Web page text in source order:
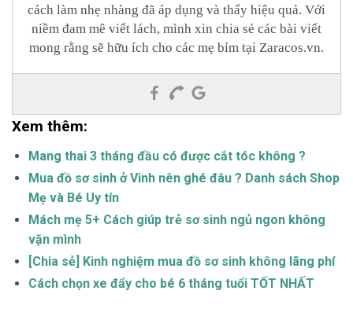
cách làm nhẹ nhàng đã áp dụng và thấy hiệu quả. Với
niềm đam mê viết lách, mình xin chia sẻ các bài viết
mong rằng sẽ hữu ích cho các mẹ bỉm tại Zaracos.vn.
Xem thêm:
Mang thai 3 tháng đầu có được cắt tóc không ?
Mua đồ sơ sinh ở Vinh nên ghé đâu ? Danh sách Shop
Mẹ và Bé Uy tín
Mách mẹ 5+ Cách giúp trẻ sơ sinh ngủ ngon không
vặn mình
[Chia sẻ] Kinh nghiệm mua đồ sơ sinh không lãng phí
Cách chọn xe đẩy cho bé 6 tháng tuổi TỐT NHẤT